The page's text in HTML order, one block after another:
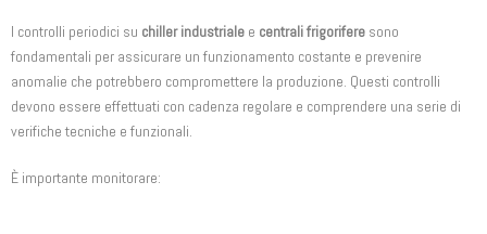
I controlli periodici su chiller industriale e centrali frigorifere sono
fondamentali per assicurare un funzionamento costante e prevenire
anomalie che potrebbero compromettere la produzione. Questi controlli
devono essere effettuati con cadenza regolare e comprendere una serie di
verifiche tecniche e funzionali.
È importante monitorare: